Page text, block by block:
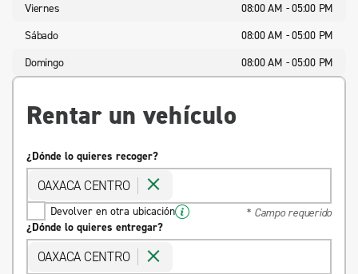
Rentar un vehículo
¿Dónde lo quieres recoger?
* Campo requerido
OAXACA CENTRO
Devolver en otra ubicación
¿Dónde lo quieres entregar?
OAXACA CENTRO
Viernes
08:00 AM - 05:00 PM
Sábado
08:00 AM - 05:00 PM
Domingo
08:00 AM - 05:00 PM